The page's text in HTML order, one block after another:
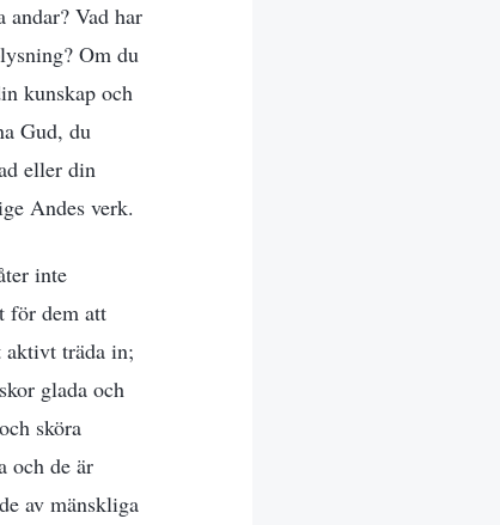
Vad har
Om du
kunskap och
Gud, du
eller din
Andes verk.
inte
för dem att
aktivt träda in;
glada och
sköra
och de är
av mänskliga